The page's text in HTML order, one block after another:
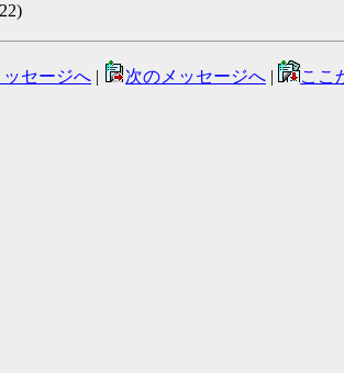
セージへ | 次のメッセージへ | ここ